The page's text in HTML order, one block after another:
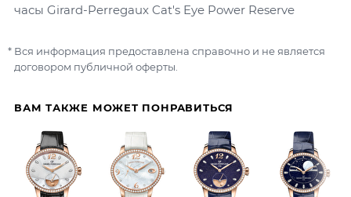
часы Girard-Perregaux Cat's Eye Power Reserve
ВАМ ТАКЖЕ МОЖЕТ ПОНРАВИТЬСЯ
Вся информация предоставлена справочно и не является
договором публичной оферты.